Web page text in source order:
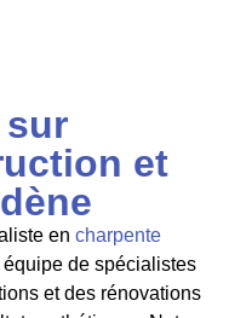
sur
et
en charpente
équipe de spécialistes
et des rénovations